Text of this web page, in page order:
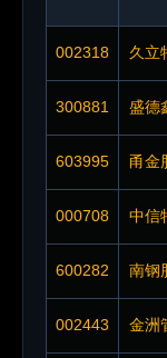
002318 久立
300881 盛德
603995 甬金
000708 中信
600282 南钢
002443 金洲